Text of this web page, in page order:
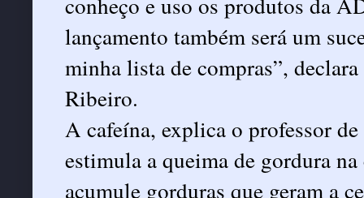
lançamento também será um
minha lista de compras”,
Ribeiro.
A cafeína, explica o professor
estimula a queima de gordura
acumule gorduras que geram a